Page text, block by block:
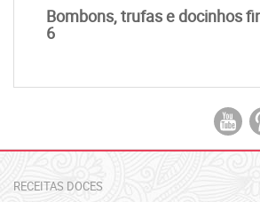
Bombons, trufas e docinhos
6
RECEITAS DOCES